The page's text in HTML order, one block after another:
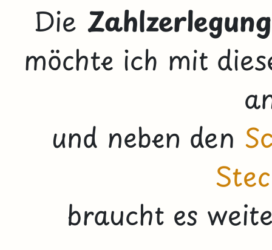
Die Zahlzerlegung
möchte ich mit
und neben den
braucht es